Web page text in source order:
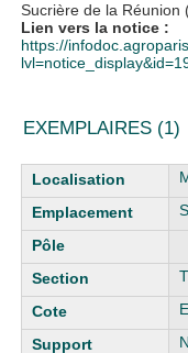
Sucrière de la Réunion
Lien vers la notice :
https://
EXEMPLAIRES (1)
Liste des exemplaires